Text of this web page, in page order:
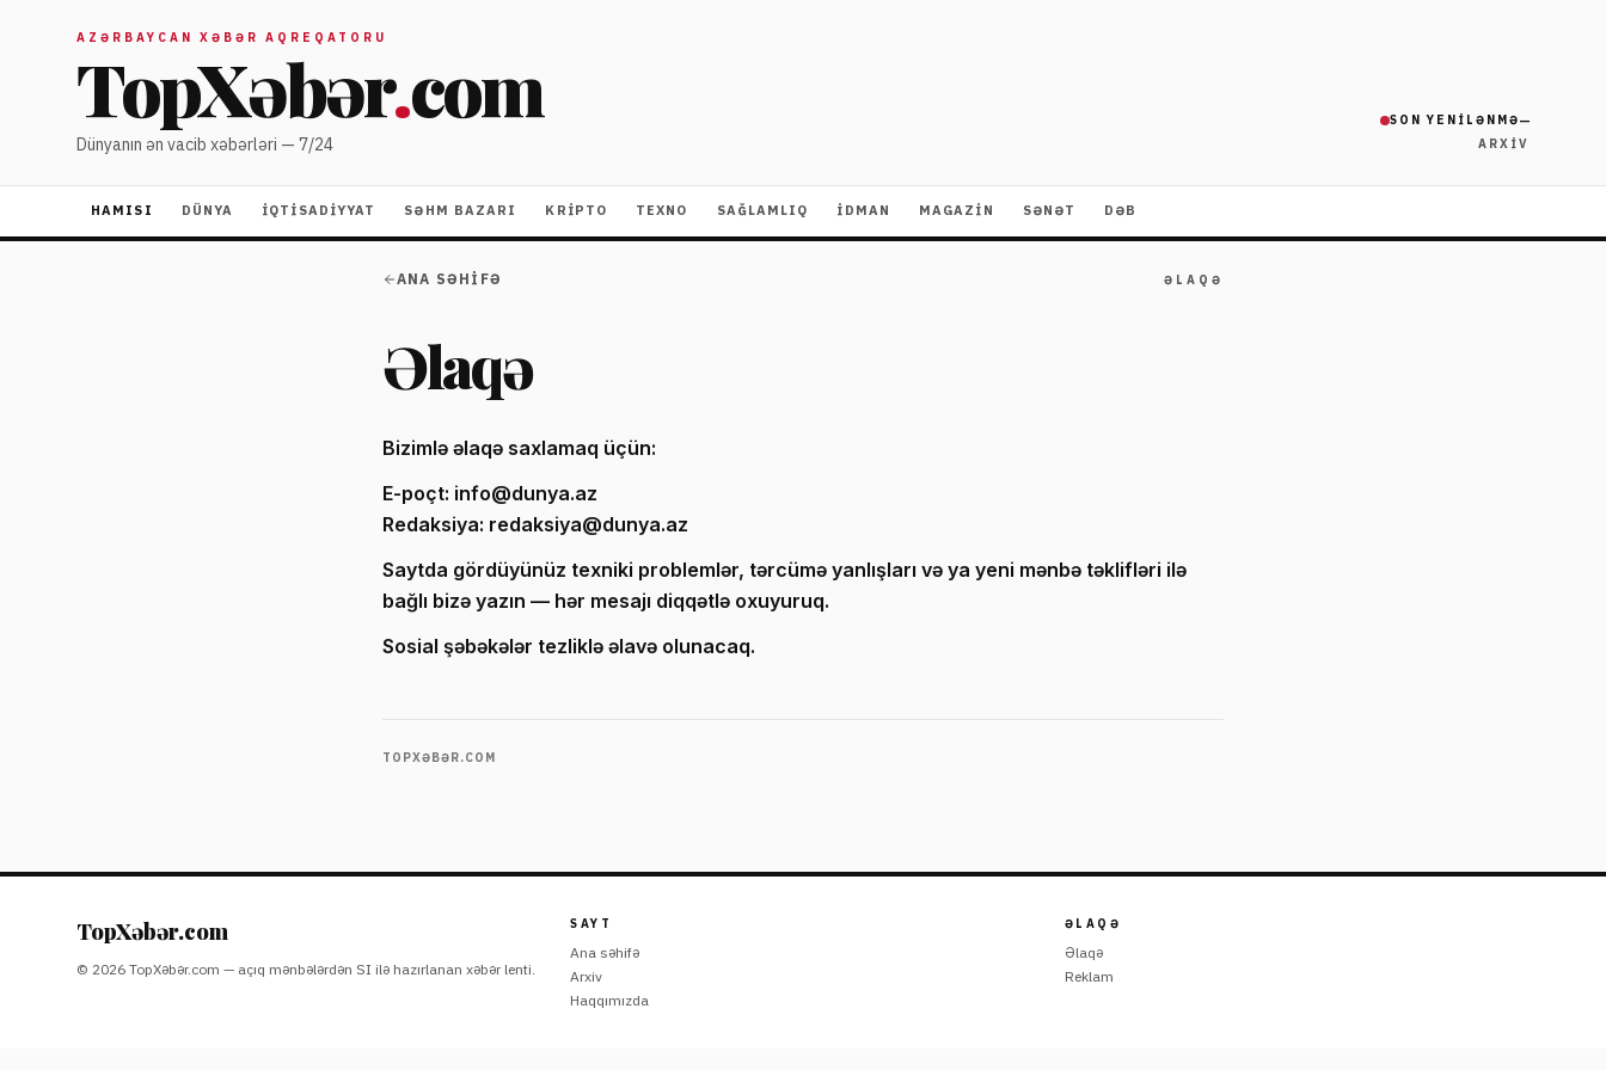
AZƏRBAYCAN XƏBƏR AQREQATORU
TopXəbər.com
Dünyanın ən vacib xəbərləri — 7/24
SON YENILƏNMƏ—
ARXIV
HAMISI DÜNYA İQTISADIYYAT SƏHM BAZARI KRIPTO TEXNO SAĞLAMLIQ İDMAN MAGAZİN SƏNƏT DƏB
ANA SƏHIFƏ ƏLAQƏ
Əlaqə
Bizimlə əlaqə saxlamaq üçün:
E-poçt: info@dunya.az
Redaksiya: redaksiya@dunya.az
Saytda gördüyünüz texniki problemlər, tərcümə yanlışları və ya yeni mənbə təklifləri ilə
bağlı bizə yazın — hər mesajı diqqətlə oxuyuruq.
Sosial şəbəkələr tezliklə əlavə olunacaq.
TOPXƏBƏR.COM
TopXəbər.com
© 2026 TopXəbər.com — açıq mənbələrdən SI ilə hazırlanan xəbər lenti.
SAYT
Ana səhifə
Arxiv
Haqqımızda
ƏLAQƏ
Əlaqə
Reklam